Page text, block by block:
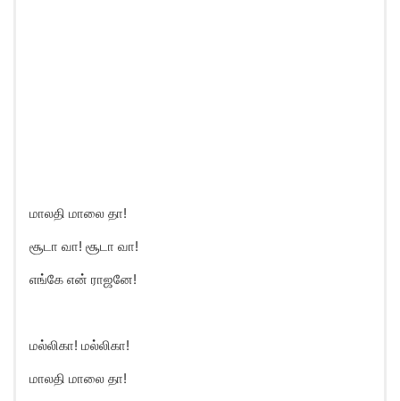
மாலதி மாலை தா!
சூடா வா! சூடா வா!
எங்கே என் ராஜனே!
மல்லிகா! மல்லிகா!
மாலதி மாலை தா!